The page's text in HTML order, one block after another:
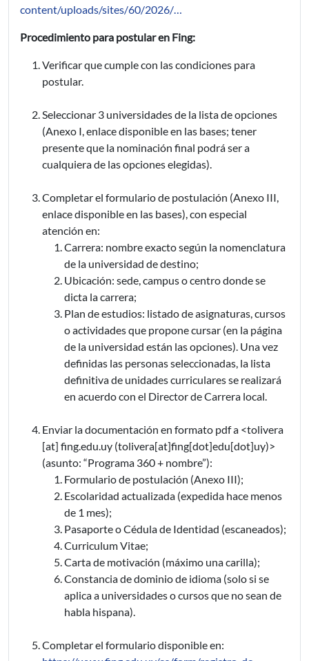
content/uploads/sites/60/2026/…
Procedimiento para postular en Fing:
Verificar que cumple con las condiciones para
postular.
Seleccionar 3 universidades de la lista de opciones
(Anexo I, enlace disponible en las bases; tener
presente que la nominación final podrá ser a
cualquiera de las opciones elegidas).
Completar el formulario de postulación (Anexo III,
enlace disponible en las bases), con especial
atención en:
Carrera: nombre exacto según la nomenclatura
de la universidad de destino;
Ubicación: sede, campus o centro donde se
dicta la carrera;
Plan de estudios: listado de asignaturas, cursos
o actividades que propone cursar (en la página
de la universidad están las opciones). Una vez
definidas las personas seleccionadas, la lista
definitiva de unidades curriculares se realizará
en acuerdo con el Director de Carrera local.
Enviar la documentación en formato pdf a <tolivera
[at] fing.edu.uy (tolivera[at]fing[dot]edu[dot]uy)>
(asunto: “Programa 360 + nombre”):
Formulario de postulación (Anexo III);
Escolaridad actualizada (expedida hace menos
de 1 mes);
Pasaporte o Cédula de Identidad (escaneados);
Curriculum Vitae;
Carta de motivación (máximo una carilla);
Constancia de dominio de idioma (solo si se
aplica a universidades o cursos que no sean de
habla hispana).
Completar el formulario disponible en: